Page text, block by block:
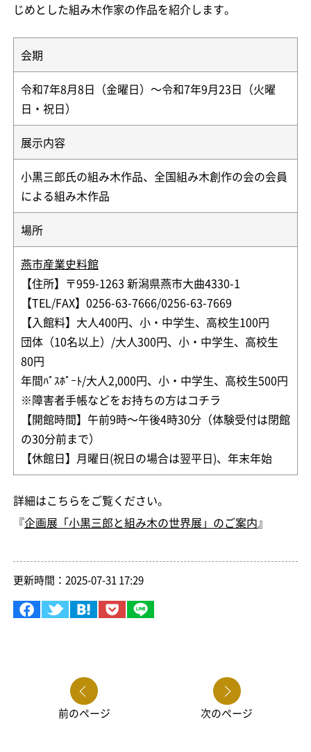
じめとした組み木作家の作品を紹介します。
会期
令和7年8月8日（金曜日）～令和7年9月23日（火曜
日・祝日）
展示内容
小黒三郎氏の組み木作品、全国組み木創作の会の会員
による組み木作品
場所
燕市産業史料館
【住所】〒959-1263 新潟県燕市大曲4330-1
【TEL/FAX】0256-63-7666/0256-63-7669
【入館料】大人400円、小・中学生、高校生100円
団体（10名以上）/大人300円、小・中学生、高校生
80円
年間ﾊﾟｽﾎﾟｰﾄ/大人2,000円、小・中学生、高校生500円
※障害者手帳などをお持ちの方はコチラ
【開館時間】午前9時～午後4時30分（体験受付は閉館
の30分前まで）
【休館日】月曜日(祝日の場合は翌平日)、年末年始
詳細はこちらをご覧ください。
『企画展「小黒三郎と組み木の世界展」のご案内』
更新時間：2025-07-31 17:29
前のページ 次のページ